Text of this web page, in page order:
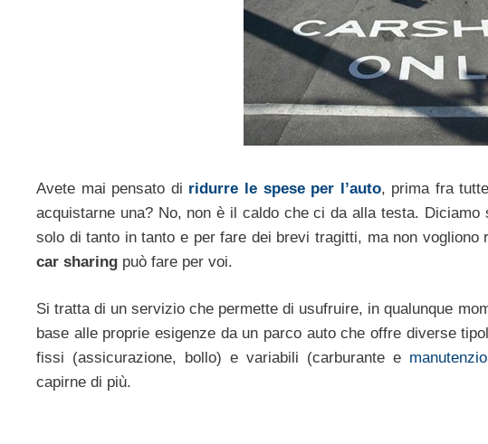
Avete mai pensato di ridurre le spese per l’auto, prima fra
acquistarne una? No, non è il caldo che ci da alla testa.
solo di tanto in tanto e per fare dei brevi tragitti, ma non
car sharing può fare per voi.
Si tratta di un servizio che permette di usufruire, in qualunque
base alle proprie esigenze da un parco auto che offre diverse
fissi (assicurazione, bollo) e variabili (carburante e
capirne di più.